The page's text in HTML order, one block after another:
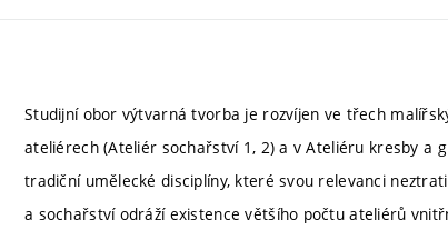
Studijní obor výtvarná tvorba je rozvíjen ve třech
ateliérech (Ateliér sochařství 1, 2) a v Ateliéru kresby a
tradiční umělecké disciplíny, které svou relevanci
a sochařství odráží existence většího počtu ateliérů